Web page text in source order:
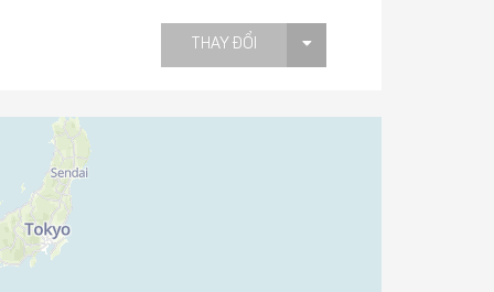
THAY ĐỔI